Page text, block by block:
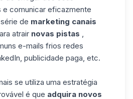
e comunicar eficazmente
série de marketing canais
atrair novas pistas ,
e-mails frios redes
publicidade paga, etc.
se utiliza uma estratégia
é que adquira novos